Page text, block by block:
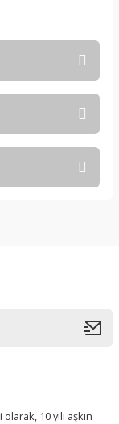
10 yılı aşkın